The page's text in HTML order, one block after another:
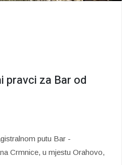
pravci za Bar od
putu Bar -
Crmnice, u mjestu Orahovo,